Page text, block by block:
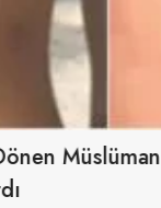
Müslüman